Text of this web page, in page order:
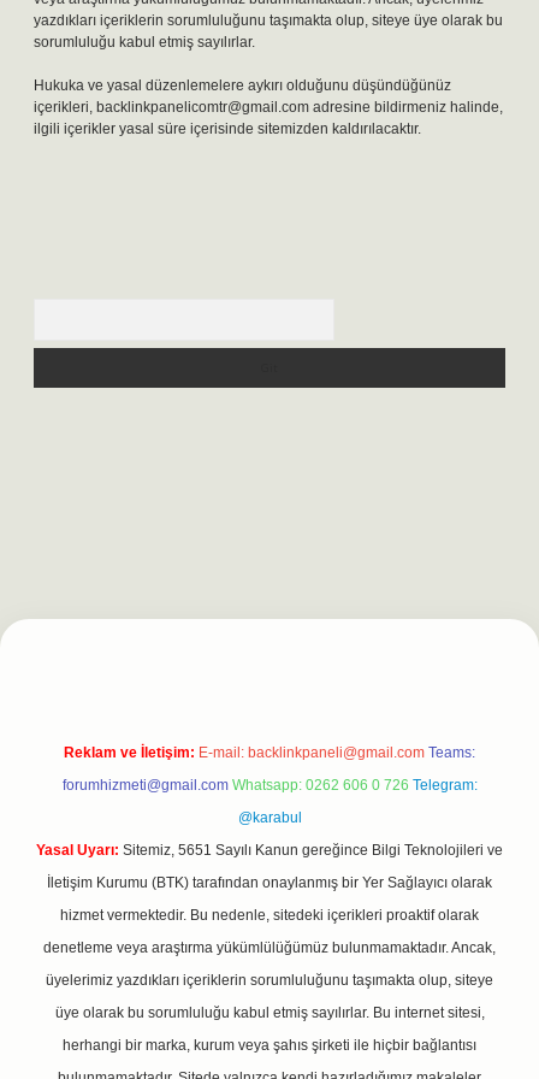
yazdıkları içeriklerin sorumluluğunu taşımakta olup, siteye üye olarak bu
sorumluluğu kabul etmiş sayılırlar.
Hukuka ve yasal düzenlemelere aykırı olduğunu düşündüğünüz
içerikleri, backlinkpanelicomtr@gmail.com adresine bildirmeniz halinde,
ilgili içerikler yasal süre içerisinde sitemizden kaldırılacaktır.
ilbet casinohttps://betexpergiris.casino/betexpergir.net
Reklam ve İletişim: E-mail: backlinkpaneli@gmail.com Teams:
forumhizmeti@gmail.com Whatsapp: 0262 606 0 726 Telegram:
@karabul
Yasal Uyarı: Sitemiz, 5651 Sayılı Kanun gereğince Bilgi Teknolojileri ve
İletişim Kurumu (BTK) tarafından onaylanmış bir Yer Sağlayıcı olarak
hizmet vermektedir. Bu nedenle, sitedeki içerikleri proaktif olarak
denetleme veya araştırma yükümlülüğümüz bulunmamaktadır. Ancak,
üyelerimiz yazdıkları içeriklerin sorumluluğunu taşımakta olup, siteye
üye olarak bu sorumluluğu kabul etmiş sayılırlar. Bu internet sitesi,
herhangi bir marka, kurum veya şahıs şirketi ile hiçbir bağlantısı